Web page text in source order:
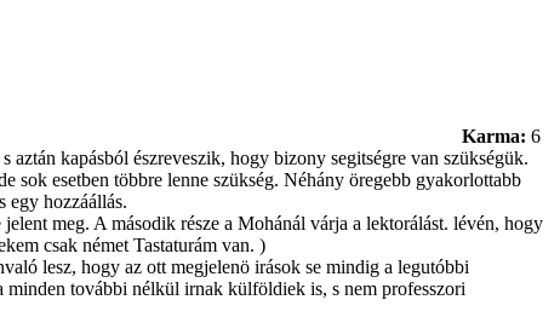
Karma: 6
kapásból észreveszik, hogy bizony segitségre van szükségük.
esetben többre lenne szükség. Néhány öregebb gyakorlottabb
egy hozzáállás.
meg. A második része a Mohánál várja a lektorálást. lévén, hogy
csak német Tastaturám van. )
lesz, hogy az ott megjelenö irások se mindig a legutóbbi
minden további nélkül irnak külföldiek is, s nem professzori